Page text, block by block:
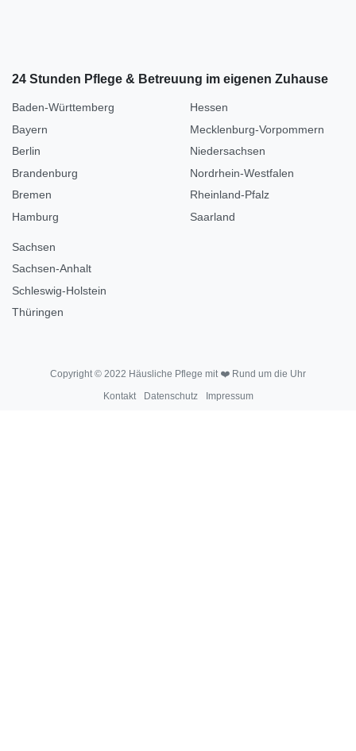
24 Stunden Pflege & Betreuung im eigenen Zuhause
Baden-Württemberg
Bayern
Berlin
Brandenburg
Bremen
Hamburg
Hessen
Mecklenburg-Vorpommern
Niedersachsen
Nordrhein-Westfalen
Rheinland-Pfalz
Saarland
Sachsen
Sachsen-Anhalt
Schleswig-Holstein
Thüringen
Copyright © 2022 Häusliche Pflege mit ❤️ Rund um die Uhr
Kontakt
Datenschutz Impressum